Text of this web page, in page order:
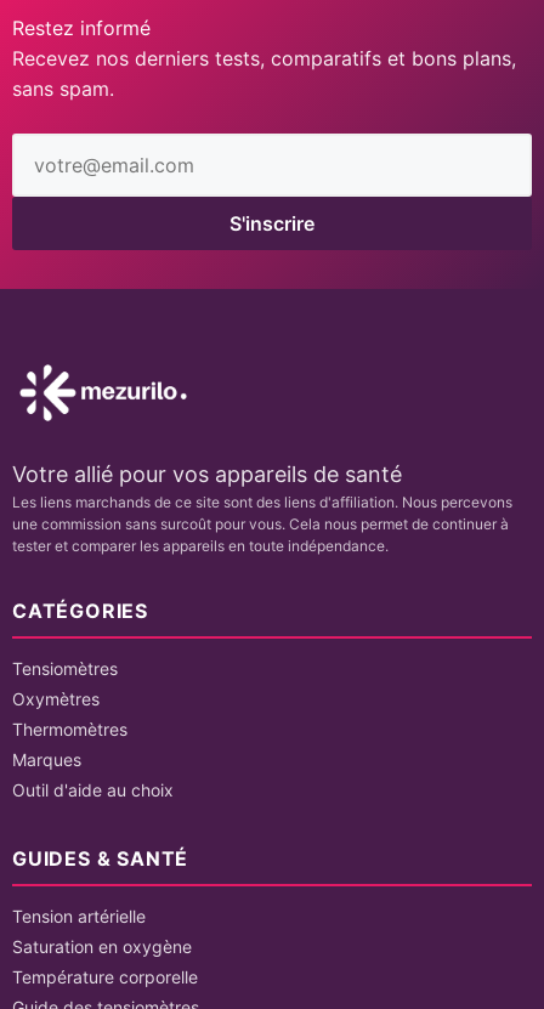
Restez informé
Recevez nos derniers tests, comparatifs et bons plans,
sans spam.
email
S'inscrire
Votre allié pour vos appareils de santé
Les liens marchands de ce site sont des liens d'affiliation. Nous percevons
une commission sans surcoût pour vous. Cela nous permet de continuer à
tester et comparer les appareils en toute indépendance.
CATÉGORIES
Tensiomètres
Oxymètres
Thermomètres
Marques
Outil d'aide au choix
GUIDES & SANTÉ
Tension artérielle
Saturation en oxygène
Température corporelle